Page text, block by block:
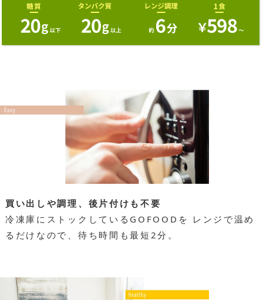
買い出しや調理、後片付けも不要
冷凍庫にストックしているGOFOODを レンジで温め
るだけなので、 待ち時間も最短2分。